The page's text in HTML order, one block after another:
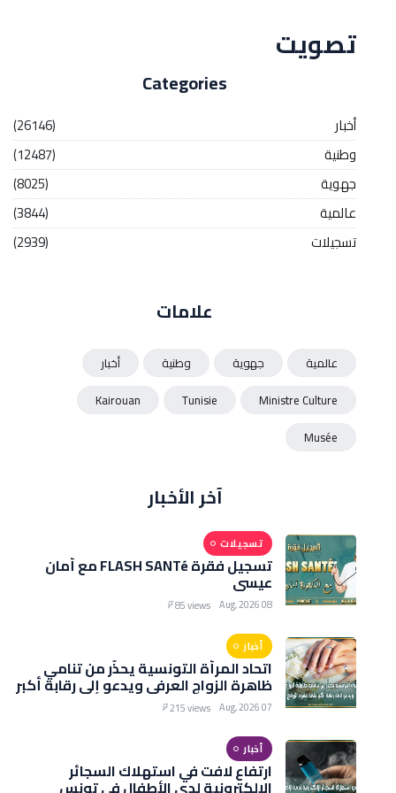
تصويت
Categories
أخبار
(26146)
وطنية
(12487)
جهوية
(8025)
عالمية
(3844)
تسجيلات
(2939)
علامات
عالمية جهوية وطنية
أخبار
Ministre Culture
Tunisie
Kairouan
Musée
آخر الأخبار
تسجيلات
تسجيل فقرة FLASH SANTé مع أمان
عيسى
08 Aug, 2026
85 views
أخبار
اتحاد المرأة التونسية يحذّر من تنامي
ظاهرة الزواج العرفي ويدعو إلى رقابة أكبر
على عقود الزواج
07 Aug, 2026
215 views
أخبار
ارتفاع لافت في استهلاك السجائر
الإلكترونية لدى الأطفال في تونس